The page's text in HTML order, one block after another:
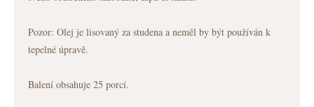
Pozor: Olej je lisovaný za studena a neměl by být používán k
tepelné úpravě.
Balení obsahuje 25 porcí.